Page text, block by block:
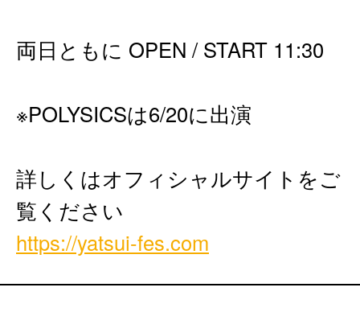
両日ともに OPEN / START 11:30
※POLYSICSは6/20に出演
詳しくはオフィシャルサイトをご
覧ください
https://yatsui-fes.com